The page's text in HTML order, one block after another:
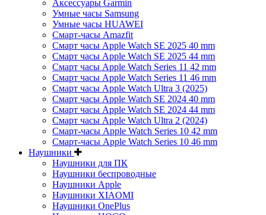
Аксессуары Garmin
Умные часы Samsung
Умные часы HUAWEI
Смарт-часы Amazfit
Смарт часы Apple Watch SE 2025 40 mm
Смарт часы Apple Watch SE 2025 44 mm
Смарт часы Apple Watch Series 11 42 mm
Смарт часы Apple Watch Series 11 46 mm
Смарт часы Apple Watch Ultra 3 (2025)
Смарт часы Apple Watch SE 2024 40 mm
Смарт часы Apple Watch SE 2024 44 mm
Смарт часы Apple Watch Ultra 2 (2024)
Смарт-часы Apple Watch Series 10 42 mm
Смарт-часы Apple Watch Series 10 46 mm
Наушники
Наушники для ПК
Наушники беспроводные
Наушники Apple
Наушники XIAOMI
Наушники OnePlus